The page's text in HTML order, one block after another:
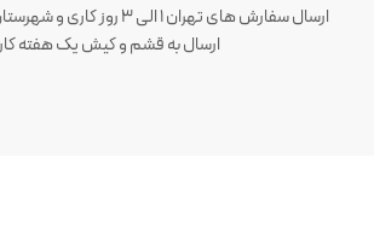
ارسال به قشم و کیش یک هفته